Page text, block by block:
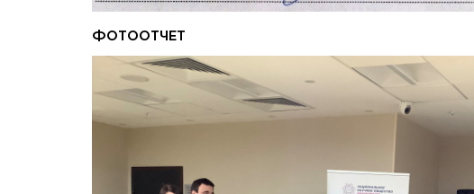
ФОТООТЧЕТ